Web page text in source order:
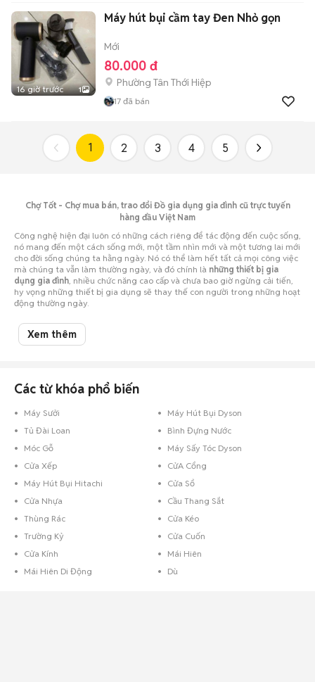
16 giờ trước 1
Máy hút bụi cầm tay Đen Nhỏ gọn
Mới
80.000 đ
Phường Tân Thới Hiệp
17 đã bán
1 2 3 4 5
Chợ Tốt - Chợ mua bán, trao đổi Đồ gia dụng gia đình cũ trực tuyến
hàng đầu Việt Nam
Công nghệ hiện đại luôn có những cách riêng để tác động đến cuộc sống,
nó mang đến một cách sống mới, một tầm nhìn mới và một tương lai mới
cho đời sống chúng ta hằng ngày. Nó có thể làm hết tất cả mọi công việc
mà chúng ta vẫn làm thường ngày, và đó chính là những thiết bị gia
dụng gia đình, nhiều chức năng cao cấp và chưa bao giờ ngừng cải tiến,
hy vọng những thiết bị gia dụng sẽ thay thế con người trong những hoạt
động thường ngày.
tiết kiệm năng lượng, tiết kiệm không gian và vô cùng tinh tế. Chúng ta
có thể thấy chúng trong những khu vực như phòng giặt ủi, phòng ngủ,
Thế giới đồ gia dụng gia đình cực kỳ phong phú, đa dạng khiến bạn băn
những gì còn thiếu cho tổ ấm nhỏ của bạn nhé! Chỉ cần một cú click chuột
mẫu mã, kiểu dáng khác nhau sẽ đập vào mắt bạn cùng nhiều mức giá
bán khá hấp dẫn.
Xem thêm
Các từ khóa phổ biến
Máy Sưởi
Máy Hút Bụi Dyson
Tủ Đài Loan
Bình Đựng Nước
Móc Gỗ
Máy Sấy Tóc Dyson
Cửa Xếp
CửA Cổng
Máy Hút Bụi Hitachi
Cửa Sổ
Cửa Nhựa
Cầu Thang Sắt
Thùng Rác
Cửa Kéo
Trường Kỷ
Cửa Cuốn
Cửa Kính
Mái Hiên
Mái Hiên Di Động
Dù